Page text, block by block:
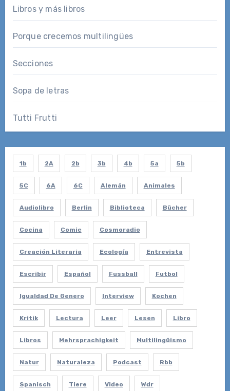
Libros y más libros
Porque crecemos multilingües
Secciones
Sopa de letras
Tutti Frutti
1b 2A 2b 3b 4b 5a 5b
5C 6A 6C Alemán Animales
Audiolibro Berlin Biblioteca Bücher
Cocina Comic Cosmoradio
Creación Literaria Ecología Entrevista
Escribir Español Fussball Futbol
Igualdad De Genero Interview Kochen
Kritik Lectura Leer Lesen Libro
Libros Mehrsprachigkeit Multilingüismo
Natur Naturaleza Podcast Rbb
Spanisch Tiere Video Wdr